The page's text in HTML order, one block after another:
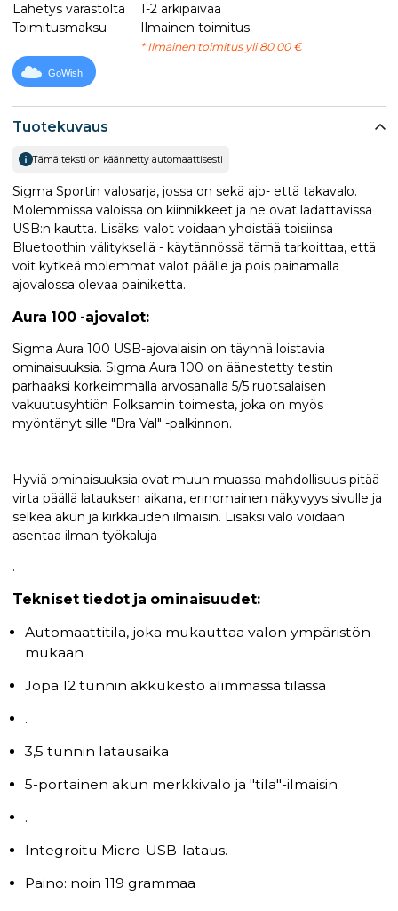
Tuotekuvaus
Tämä teksti on käännetty automaattisesti
Sigma Sportin valosarja, jossa on sekä ajo- että takavalo.
Molemmissa valoissa on kiinnikkeet ja ne ovat ladattavissa
USB:n kautta. Lisäksi valot voidaan yhdistää toisiinsa
Bluetoothin välityksellä - käytännössä tämä tarkoittaa, että
voit kytkeä molemmat valot päälle ja pois painamalla
ajovalossa olevaa painiketta.
Aura 100 -ajovalot:
Sigma Aura 100 USB-ajovalaisin on täynnä loistavia
ominaisuuksia. Sigma Aura 100 on äänestetty testin
parhaaksi korkeimmalla arvosanalla 5/5 ruotsalaisen
vakuutusyhtiön Folksamin toimesta, joka on myös
myöntänyt sille "Bra Val" -palkinnon.
Hyviä ominaisuuksia ovat muun muassa mahdollisuus pitää
virta päällä latauksen aikana, erinomainen näkyvyys sivulle ja
selkeä akun ja kirkkauden ilmaisin. Lisäksi valo voidaan
asentaa ilman työkaluja
.
Tekniset tiedot ja ominaisuudet:
Automaattitila, joka mukauttaa valon ympäristön
mukaan
Jopa 12 tunnin akkukesto alimmassa tilassa
.
3,5 tunnin latausaika
5-portainen akun merkkivalo ja "tila"-ilmaisin
.
Integroitu Micro-USB-lataus.
Paino: noin 119 grammaa
Lähetys varastolta
1-2 arkipäivää
Toimitusmaksu
Ilmainen toimitus
* Ilmainen toimitus yli 80,00 €
GoWish